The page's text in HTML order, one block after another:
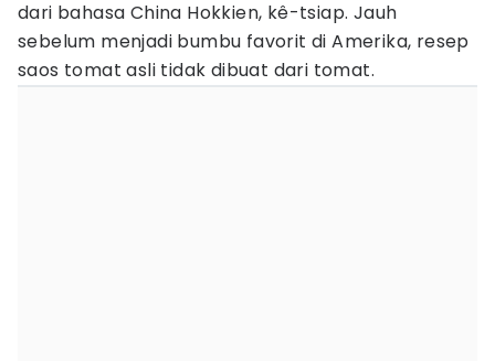
dari bahasa China Hokkien, kê-tsiap. Jauh
sebelum menjadi bumbu favorit di Amerika, resep
saos tomat asli tidak dibuat dari tomat.